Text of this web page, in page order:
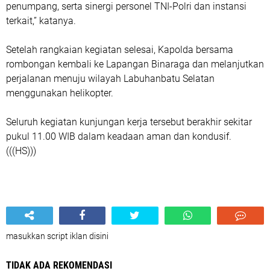
penumpang, serta sinergi personel TNI-Polri dan instansi
terkait,” katanya.
Setelah rangkaian kegiatan selesai, Kapolda bersama
rombongan kembali ke Lapangan Binaraga dan melanjutkan
perjalanan menuju wilayah Labuhanbatu Selatan
menggunakan helikopter.
Seluruh kegiatan kunjungan kerja tersebut berakhir sekitar
pukul 11.00 WIB dalam keadaan aman dan kondusif.
(((HS)))
masukkan script iklan disini
TIDAK ADA REKOMENDASI